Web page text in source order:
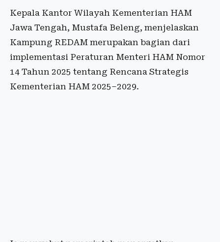
Kepala Kantor Wilayah Kementerian HAM
Jawa Tengah, Mustafa Beleng, menjelaskan
Kampung REDAM merupakan bagian dari
implementasi Peraturan Menteri HAM Nomor
14 Tahun 2025 tentang Rencana Strategis
Kementerian HAM 2025–2029.